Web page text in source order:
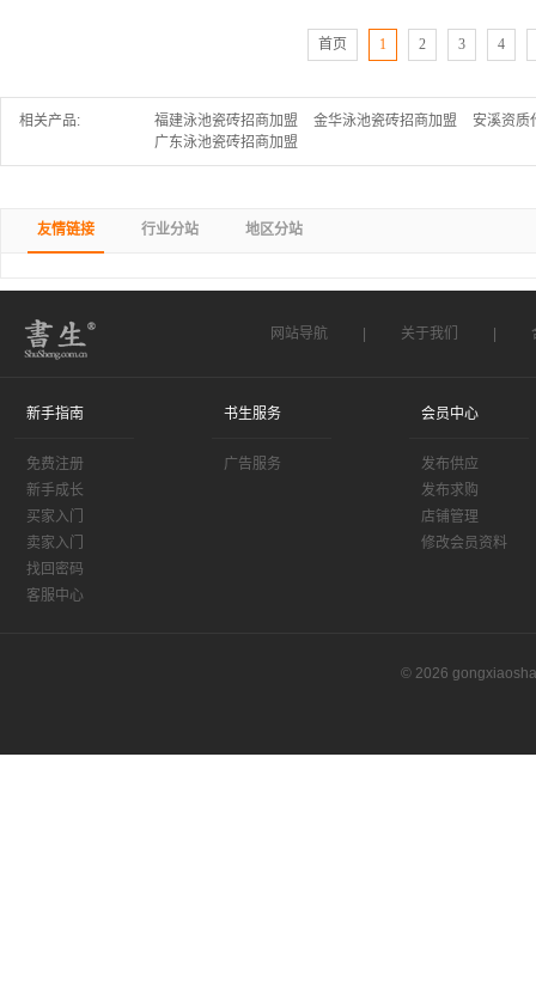
首页 1 2 3 4
相关产品: 福建泳池瓷砖招商加盟 金华泳池瓷砖招商加盟
安溪资质
广东泳池瓷砖招商加盟
友情链接 行业分站 地区分站
网站导航 关于我们
新手指南
免费注册
新手成长
买家入门
卖家入门
找回密码
客服中心
书生服务
广告服务
会员中心
发布供应
发布求购
店铺管理
修改会员资料
© 2026